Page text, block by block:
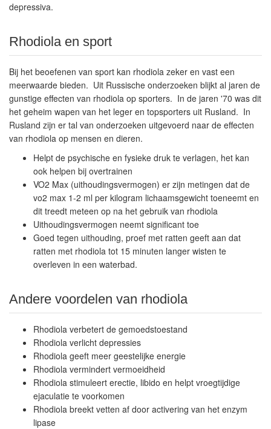
depressiva.
Rhodiola en sport
Bij het beoefenen van sport kan rhodiola zeker en vast een
meerwaarde bieden. Uit Russische onderzoeken blijkt al jaren de
gunstige effecten van rhodiola op sporters. In de jaren '70 was dit
het geheim wapen van het leger en topsporters uit Rusland. In
Rusland zijn er tal van onderzoeken uitgevoerd naar de effecten
van rhodiola op mensen en dieren.
Helpt de psychische en fysieke druk te verlagen, het kan
ook helpen bij overtrainen
VO2 Max (uithoudingsvermogen) er zijn metingen dat de
vo2 max 1-2 ml per kilogram lichaamsgewicht toeneemt en
dit treedt meteen op na het gebruik van rhodiola
Uithoudingsvermogen neemt significant toe
Goed tegen uithouding, proef met ratten geeft aan dat
ratten met rhodiola tot 15 minuten langer wisten te
overleven in een waterbad.
Andere voordelen van rhodiola
Rhodiola verbetert de gemoedstoestand
Rhodiola verlicht depressies
Rhodiola geeft meer geestelijke energie
Rhodiola vermindert vermoeidheid
Rhodiola stimuleert erectie, libido en helpt vroegtijdige
ejaculatie te voorkomen
Rhodiola breekt vetten af door activering van het enzym
lipase